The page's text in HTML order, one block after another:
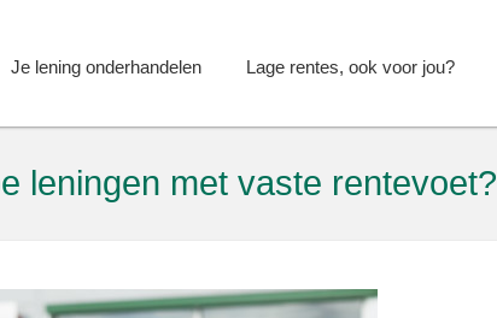
Je lening onderhandelen Lage rentes, ook voor jou?
leningen met vaste rentevoet?